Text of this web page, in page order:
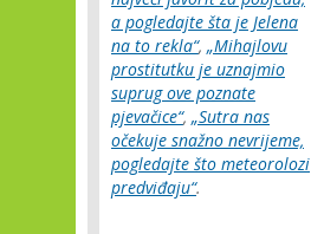
a pogledajte šta je Jelena
na to rekla“, „Mihajlovu
prostitutku je uznajmio
suprug ove poznate
pjevačice“, „Sutra nas
očekuje snažno nevrijeme,
pogledajte što meteorolozi
predviđaju“.